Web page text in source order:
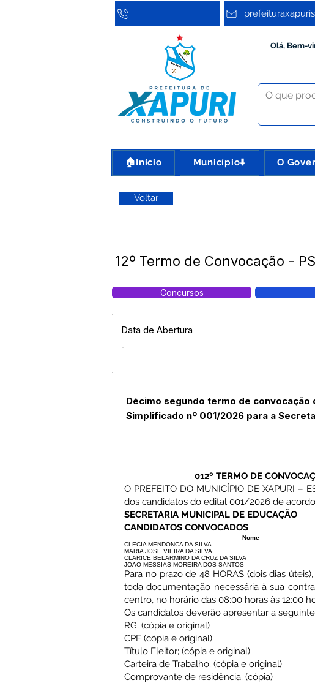
Olá, Bem-
🏠Início Município⬇️ O
Voltar
12º Termo de Convocação -
Concursos
Data de Abertura
-
Décimo segundo termo de
Simplificado nº 001/2026 para a
012º TERMO DE
O PREFEITO DO MUNICÍPIO DE XAPURI –
dos candidatos do edital 001/2026 de
SECRETARIA MUNICIPAL DE EDUCAÇÃO
CANDIDATOS CONVOCADOS
Nome
CLECIA MENDONCA DA SILVA
MARIA JOSE VIEIRA DA SILVA
CLARICE BELARMINO DA CRUZ DA SILVA
JOAO MESSIAS MOREIRA DOS SANTOS
Para no prazo de 48 HORAS (dois dias
toda documentação necessária à sua
centro, no horário das 08:00 horas às 12:00
Os candidatos deverão apresentar a
RG; (cópia e original)
CPF (cópia e original)
Título Eleitor; (cópia e original)
Carteira de Trabalho; (cópia e original)
Comprovante de residência; (cópia)